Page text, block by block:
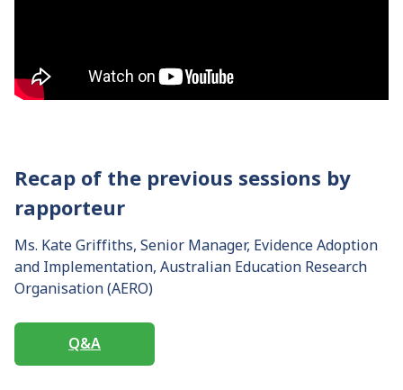
Recap of the previous sessions by
rapporteur
Ms. Kate Griffiths, Senior Manager, Evidence Adoption
and Implementation, Australian Education Research
Organisation (AERO)
Q&A